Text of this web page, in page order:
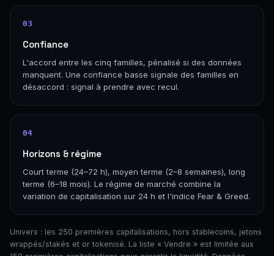
03
Confiance
L'accord entre les cinq familles, pénalisé si des données
manquent. Une confiance basse signale des familles en
désaccord : signal à prendre avec recul.
04
Horizons & régime
Court terme (24–72 h), moyen terme (2–8 semaines), long
terme (6–18 mois). Le régime de marché combine la
variation de capitalisation sur 24 h et l'indice Fear & Greed.
Univers : les 250 premières capitalisations, hors stablecoins, jetons
wrappés/stakés et or tokenisé. La liste « Vendre » est limitée aux